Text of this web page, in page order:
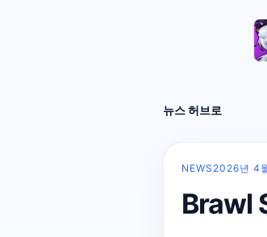
뉴스 허브로
NEWS 2026년 4
Brawl